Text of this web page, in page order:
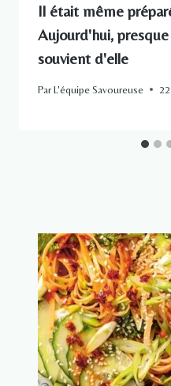
Il était même
Aujourd'hui,
souvient d'elle
ParL'équipe Savoureuse